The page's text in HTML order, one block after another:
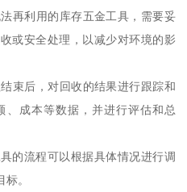
再利用的库存五金工具，需要妥
或安全处理，以减少对环境的影
束后，对回收的结果进行跟踪和
成本等数据，并进行评估和总
的流程可以根据具体情况进行调
。